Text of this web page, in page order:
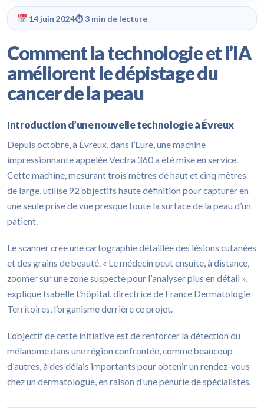
14 juin 2024⏱ 3 min de lecture
Comment la technologie et l’IA
améliorent le dépistage du
cancer de la peau
Introduction d’une nouvelle technologie à Évreux
Depuis octobre, à Évreux, dans l’Eure, une machine
impressionnante appelée Vectra 360 a été mise en service.
Cette machine, mesurant trois mètres de haut et cinq mètres
de large, utilise 92 objectifs haute définition pour capturer en
une seule prise de vue presque toute la surface de la peau d’un
patient.
Le scanner crée une cartographie détaillée des lésions cutanées
et des grains de beauté. « Le médecin peut ensuite, à distance,
zoomer sur une zone suspecte pour l’analyser plus en détail »,
explique Isabelle L’hôpital, directrice de France Dermatologie
Territoires, l’organisme derrière ce projet.
L’objectif de cette initiative est de renforcer la détection du
mélanome dans une région confrontée, comme beaucoup
d’autres, à des délais importants pour obtenir un rendez-vous
chez un dermatologue, en raison d’une pénurie de spécialistes.